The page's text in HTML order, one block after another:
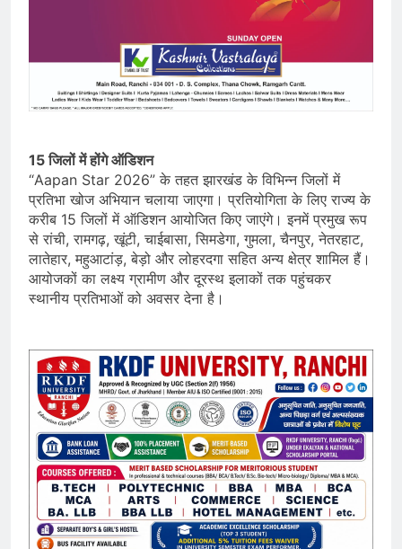
15 जिलों में होंगे ऑडिशन
“Aapan Star 2026” के तहत झारखंड के विभिन्न जिलों में
प्रतिभा खोज अभियान चलाया जाएगा। प्रतियोगिता के लिए राज्य के
करीब 15 जिलों में ऑडिशन आयोजित किए जाएंगे। इनमें प्रमुख रूप
से रांची, रामगढ़, खूंटी, चाईबासा, सिमडेगा, गुमला, चैनपुर, नेतरहाट,
लातेहार, महुआटांड़, बेड़ो और लोहरदगा सहित अन्य क्षेत्र शामिल हैं।
आयोजकों का लक्ष्य ग्रामीण और दूरस्थ इलाकों तक पहुंचकर
स्थानीय प्रतिभाओं को अवसर देना है।